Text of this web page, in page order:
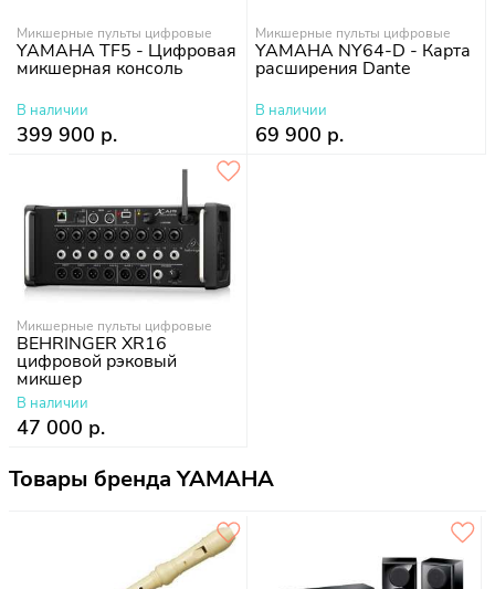
Микшерные пульты цифровые
YAMAHA TF5 - Цифровая
микшерная консоль
В наличии
399 900 р.
Микшерные пульты цифровые
YAMAHA NY64-D - Карта
расширения Dante
В наличии
69 900 р.
Микшерные пульты цифровые
BEHRINGER XR16
цифровой рэковый
микшер
В наличии
47 000 р.
Товары бренда YAMAHA